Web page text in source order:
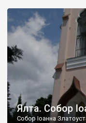
Ялта. Собор
Собор Іоанна